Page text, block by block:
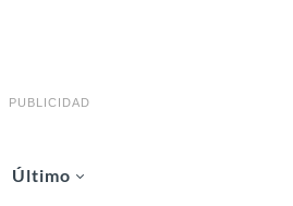
PUBLICIDAD
Último